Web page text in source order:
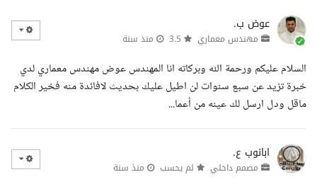
عوض ب.
مهندس معماري منذ سنة
السلام عليكم ورحمة الله وبركاته انا المهندس عوض مهندس معماري لدي
خبرة تزيد عن سبع سنوات لن اطيل عليك بحديث لافائدة منه فخير الكلام
ماقل ودل ارسل لك عينه من أعما...
ابانوب ع.
مصمم داخلي لم يحسب منذ سنة